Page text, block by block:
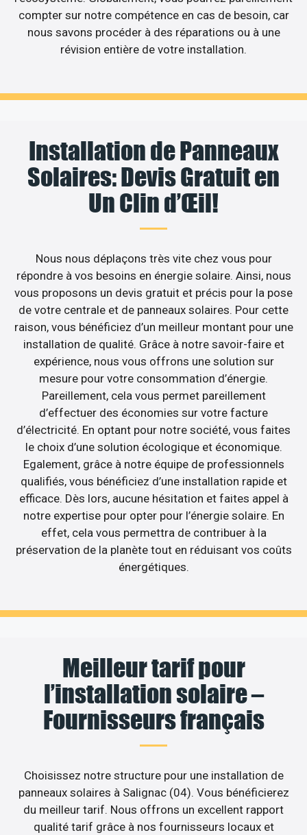
compter sur notre compétence en cas de besoin, car
nous savons procéder à des réparations ou à une
révision entière de votre installation.
Installation de Panneaux
Solaires: Devis Gratuit en
Un Clin d’Œil!
Nous nous déplaçons très vite chez vous pour
répondre à vos besoins en énergie solaire. Ainsi, nous
vous proposons un devis gratuit et précis pour la pose
de votre centrale et de panneaux solaires. Pour cette
raison, vous bénéficiez d’un meilleur montant pour une
installation de qualité. Grâce à notre savoir-faire et
expérience, nous vous offrons une solution sur
mesure pour votre consommation d’énergie.
Pareillement, cela vous permet pareillement
d’effectuer des économies sur votre facture
d’électricité. En optant pour notre société, vous faites
le choix d’une solution écologique et économique.
Egalement, grâce à notre équipe de professionnels
qualifiés, vous bénéficiez d’une installation rapide et
efficace. Dès lors, aucune hésitation et faites appel à
notre expertise pour opter pour l’énergie solaire. En
effet, cela vous permettra de contribuer à la
préservation de la planète tout en réduisant vos coûts
énergétiques.
Meilleur tarif pour
l’installation solaire –
Fournisseurs français
Choisissez notre structure pour une installation de
panneaux solaires à Salignac (04). Vous bénéficierez
du meilleur tarif. Nous offrons un excellent rapport
qualité tarif grâce à nos fournisseurs locaux et